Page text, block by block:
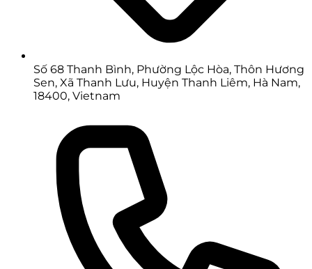
Số 68 Thanh Bình, Phường Lộc Hòa, Thôn Hương
Sen, Xã Thanh Lưu, Huyện Thanh Liêm, Hà Nam,
18400, Vietnam